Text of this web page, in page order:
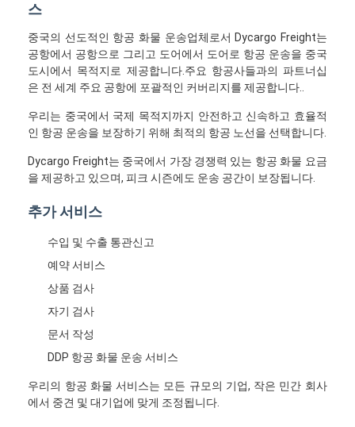
스
중국의 선도적인 항공 화물 운송업체로서 Dycargo Freight는
공항에서 공항으로 그리고 도어에서 도어로 항공 운송을 중국
도시에서 목적지로 제공합니다.주요 항공사들과의 파트너십
은 전 세계 주요 공항에 포괄적인 커버리지를 제공합니다..
우리는 중국에서 국제 목적지까지 안전하고 신속하고 효율적
인 항공 운송을 보장하기 위해 최적의 항공 노선을 선택합니다.
Dycargo Freight는 중국에서 가장 경쟁력 있는 항공 화물 요금
을 제공하고 있으며, 피크 시즌에도 운송 공간이 보장됩니다.
추가 서비스
수입 및 수출 통관신고
예약 서비스
상품 검사
자기 검사
문서 작성
DDP 항공 화물 운송 서비스
우리의 항공 화물 서비스는 모든 규모의 기업, 작은 민간 회사
에서 중견 및 대기업에 맞게 조정됩니다.